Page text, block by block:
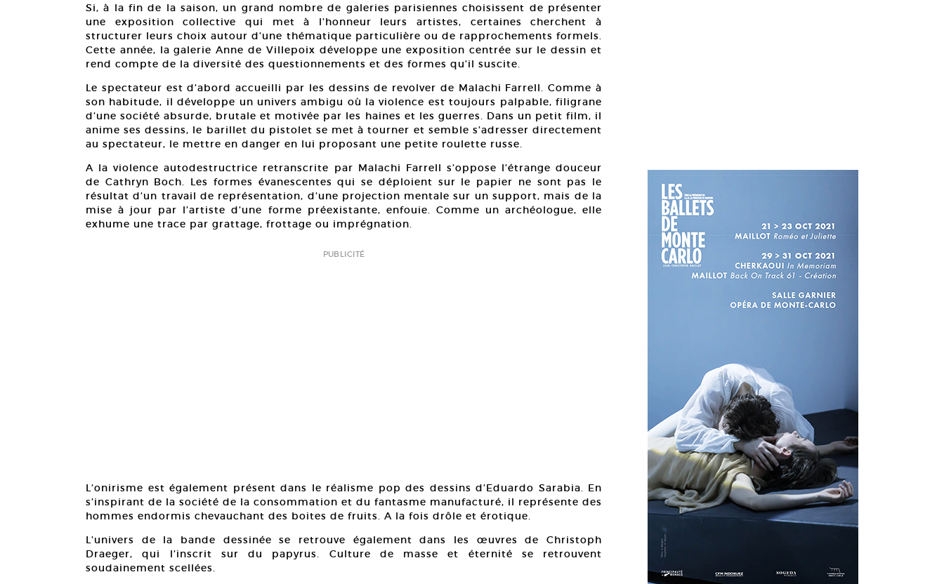
Si, à la fin de la saison, un grand nombre de galeries parisiennes choisissent de présenter
une exposition collective qui met à l’honneur leurs artistes, certaines cherchent à
structurer leurs choix autour d’une thématique particulière ou de rapprochements formels.
Cette année, la galerie Anne de Villepoix développe une exposition centrée sur le dessin et
rend compte de la diversité des questionnements et des formes qu’il suscite.
Le spectateur est d’abord accueilli par les dessins de revolver de Malachi Farrell. Comme à
son habitude, il développe un univers ambigu où la violence est toujours palpable, filigrane
d’une société absurde, brutale et motivée par les haines et les guerres. Dans un petit film, il
anime ses dessins, le barillet du pistolet se met à tourner et semble s’adresser directement
au spectateur, le mettre en danger en lui proposant une petite roulette russe.
A la violence autodestructrice retranscrite par Malachi Farrell s’oppose l’étrange douceur
de Cathryn Boch. Les formes évanescentes qui se déploient sur le papier ne sont pas le
résultat d’un travail de représentation, d’une projection mentale sur un support, mais de la
mise à jour par l’artiste d’une forme préexistante, enfouie. Comme un archéologue, elle
exhume une trace par grattage, frottage ou imprégnation.
PUBLICITÉ
L’onirisme est également présent dans le réalisme pop des dessins d’Eduardo Sarabia. En
s’inspirant de la société de la consommation et du fantasme manufacturé, il représente des
hommes endormis chevauchant des boites de fruits. A la fois drôle et érotique.
L’univers de la bande dessinée se retrouve également dans les œuvres de Christoph
Draeger, qui l’inscrit sur du papyrus. Culture de masse et éternité se retrouvent
soudainement scellées.